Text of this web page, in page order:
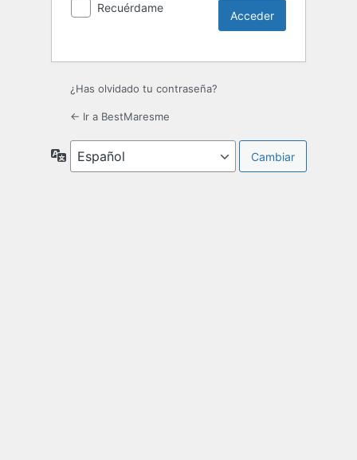
Recuérdame
¿Has olvidado tu contraseña?
← Ir a BestMaresme
Idioma